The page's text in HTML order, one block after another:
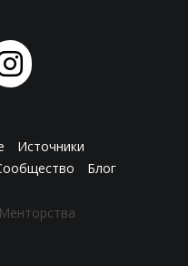
Источники
Блог